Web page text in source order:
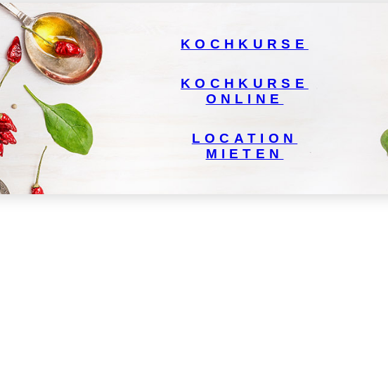
KOCHKURSE
KOCHKURSE
ONLINE
LOCATION
MIETEN